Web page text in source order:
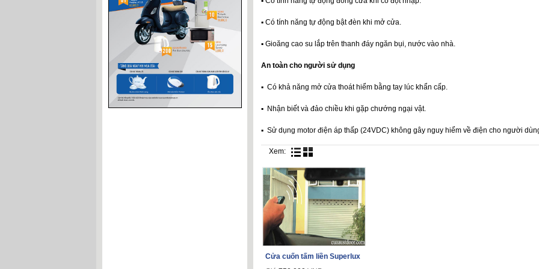
▪ Có tính năng tự động bật đèn khi mở cửa.
▪ Gioăng cao su lắp trên thanh đáy ngăn bụi, nước vào nhà.
An toàn cho người sử dụng
▪ Có khả năng mở cửa thoát hiểm bằng tay lúc khẩn cấp.
▪ Nhận biết và đảo chiều khi gặp chướng ngại vật.
▪ Sử dụng motor điện áp thấp (24VDC) không gây nguy hiểm về điện cho người
Xem:
Cửa cuốn tấm liền Superlux